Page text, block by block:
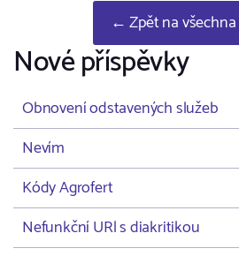
← Zpět na
Nové příspěvky
Obnovení odstavených služeb
Nevím
Kódy Agrofert
Nefunkční URl s diakritikou